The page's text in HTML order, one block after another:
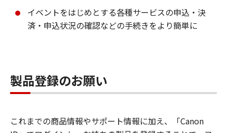
イベントをはじめとする各種サービスの申込・決
済・申込状況の確認などの手続きをより簡単に
製品登録のお願い
これまでの商品情報やサポート情報に加え、「Canon